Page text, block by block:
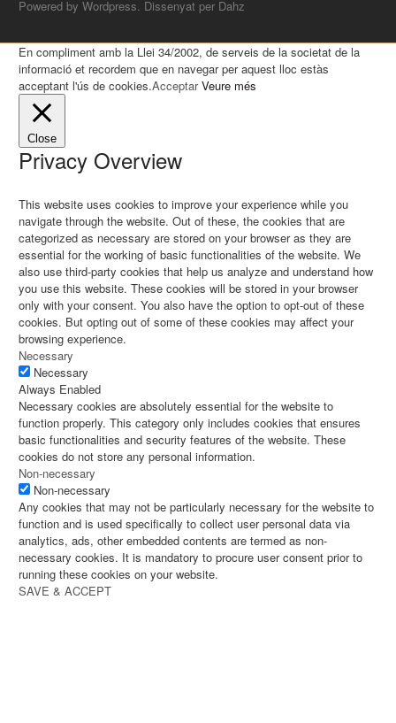
Powered by Wordpress. Dissenyat per Dahz
En compliment amb la Llei 34/2002, de serveis de la societat de la
informació et recordem que en navegar per aquest lloc estàs
acceptant l'ús de cookies.Acceptar Veure més
Close
Privacy Overview
This website uses cookies to improve your experience while you
navigate through the website. Out of these, the cookies that are
categorized as necessary are stored on your browser as they are
essential for the working of basic functionalities of the website. We
also use third-party cookies that help us analyze and understand how
you use this website. These cookies will be stored in your browser
only with your consent. You also have the option to opt-out of these
cookies. But opting out of some of these cookies may affect your
browsing experience.
Necessary
Necessary
Always Enabled
Necessary cookies are absolutely essential for the website to
function properly. This category only includes cookies that ensures
basic functionalities and security features of the website. These
cookies do not store any personal information.
Non-necessary
Non-necessary
Any cookies that may not be particularly necessary for the website to
function and is used specifically to collect user personal data via
analytics, ads, other embedded contents are termed as non-
necessary cookies. It is mandatory to procure user consent prior to
running these cookies on your website.
SAVE & ACCEPT